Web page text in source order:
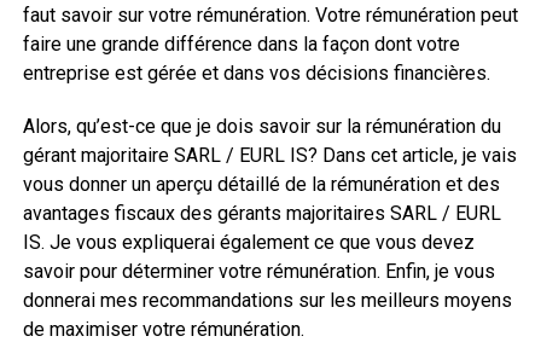
faut savoir sur votre rémunération. Votre rémunération peut
faire une grande différence dans la façon dont votre
entreprise est gérée et dans vos décisions financières.
Alors, qu’est-ce que je dois savoir sur la rémunération du
gérant majoritaire SARL / EURL IS? Dans cet article, je vais
vous donner un aperçu détaillé de la rémunération et des
avantages fiscaux des gérants majoritaires SARL / EURL
IS. Je vous expliquerai également ce que vous devez
savoir pour déterminer votre rémunération. Enfin, je vous
donnerai mes recommandations sur les meilleurs moyens
de maximiser votre rémunération.